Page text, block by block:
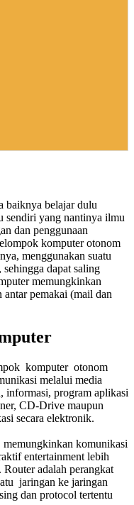
baiknya belajar dulu
sendiri yang nantinya ilmu
dan penggunaan
komputer otonom
menggunakan suatu
dapat saling
memungkinkan
pemakai (mail dan
komputer otonom
melalui media
informasi, program aplikasi
CD-Drive maupun
secara elektronik.
komunikasi
entertainment lebih
adalah perangkat
jaringan ke jaringan
dan protocol tertentu